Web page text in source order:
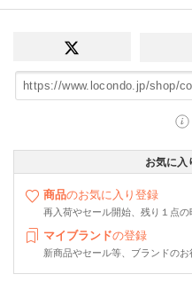
お気に入
商品のお気に入り登録
再入荷やセール開始、残り１点
マイブランドの登録
新商品やセール等、ブランドの